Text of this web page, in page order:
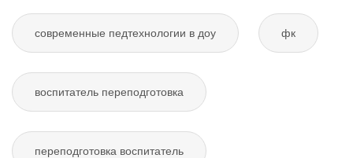
современные педтехнологии в доу фк
воспитатель переподготовка
переподготовка воспитатель